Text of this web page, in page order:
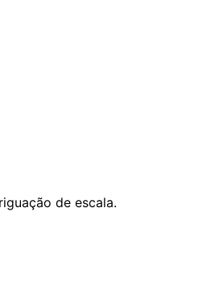
de escala.